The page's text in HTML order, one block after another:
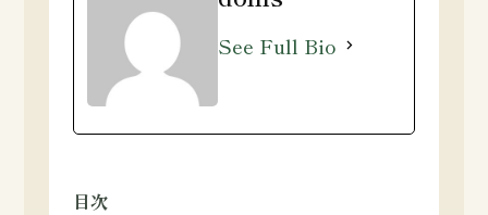
See Full Bio
目次